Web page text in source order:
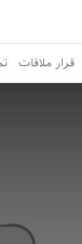
قرار ملاقات